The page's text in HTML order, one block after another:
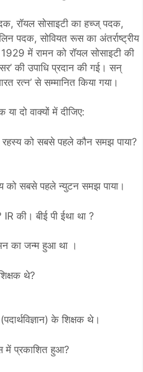
रॉयल सोसाइटी का हच्ज् पदक,
पदक, सोवियत रूस का अंतर्राष्ट्रीय
में रामन को रॉयल सोसाइटी की
की उपाधि प्रदान की गई। सन्
रत्न’ से सम्मानित किया गया।
दो वाक्यों में दीजिए:
को सबसे पहले कौन समझ पाया?
को सबसे पहले न्युटन समझ पाया।
की। बीई पी ईथा था ?
का जन्म हुआ था ।
थे?
के शिक्षक थे।
में प्रकाशित हुआ?